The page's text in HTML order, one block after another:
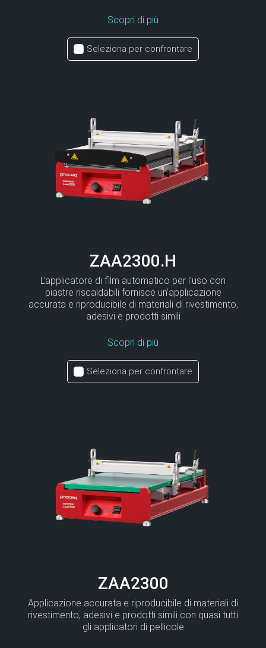
Scopri di più
Seleziona per confrontare
ZAA2300.H
L'applicatore di film automatico per l'uso con
piastre riscaldabili fornisce un'applicazione
accurata e riproducibile di materiali di rivestimento,
adesivi e prodotti simili
Scopri di più
Seleziona per confrontare
ZAA2300
Applicazione accurata e riproducibile di materiali di
rivestimento, adesivi e prodotti simili con quasi tutti
gli applicatori di pellicole